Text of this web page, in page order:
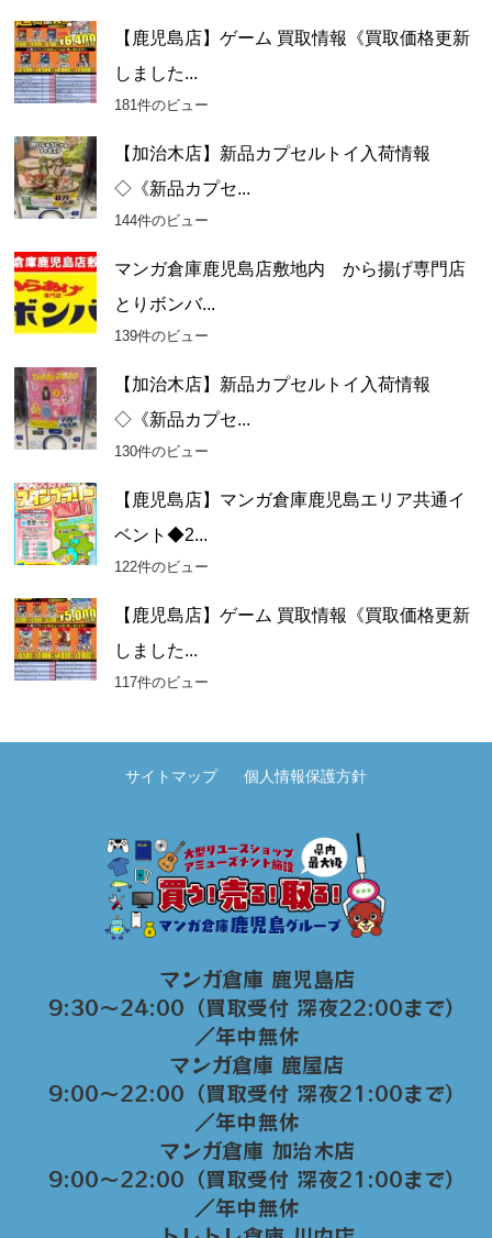
【鹿児島店】ゲーム 買取情報《買取価格更新
しました...
181件のビュー
【加治木店】新品カプセルトイ入荷情報
◇《新品カプセ...
144件のビュー
マンガ倉庫鹿児島店敷地内 から揚げ専門店
とりボンバ...
139件のビュー
【加治木店】新品カプセルトイ入荷情報
◇《新品カプセ...
130件のビュー
【鹿児島店】マンガ倉庫鹿児島エリア共通イ
ベント◆2...
122件のビュー
【鹿児島店】ゲーム 買取情報《買取価格更新
しました...
117件のビュー
サイトマップ 個人情報保護方針
マンガ倉庫 鹿児島店
9:30～24:00（買取受付 深夜22:00まで）
／年中無休
マンガ倉庫 鹿屋店
9:00～22:00（買取受付 深夜21:00まで）
／年中無休
マンガ倉庫 加治木店
9:00〜22:00（買取受付 深夜21:00まで）
／年中無休